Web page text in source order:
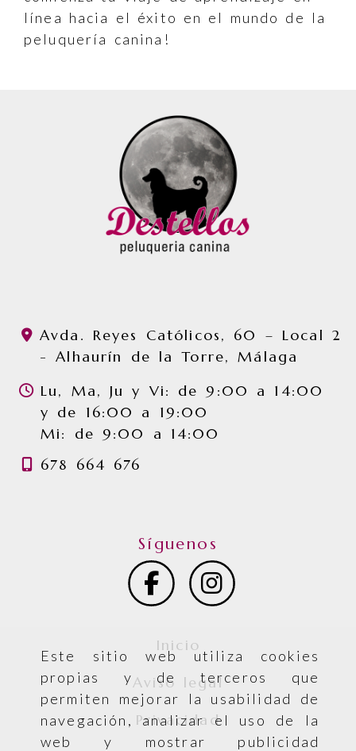
Este sitio web utiliza cookies
propias y de terceros que
permiten mejorar la usabilidad de
navegación, analizar el uso de la
web y mostrar publicidad
línea hacia el éxito en el mundo de la
peluquería canina!
Avda. Reyes Católicos, 60 – Local 2
-Alhaurín de la Torre,Málaga
Lu, Ma, Ju y Vi: de 9:00 a 14:00
y de 16:00 a 19:00
Mi: de 9:00 a 14:00
678 664 676
Síguenos
Inicio
Aviso legal
Privacidad